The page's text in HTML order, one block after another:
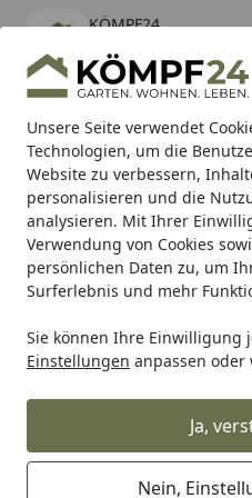
Unsere Seite verwendet
Technologien, um die
Website zu verbessern,
personalisieren und die
analysieren. Mit Ihrer
Verwendung von Cookies
persönlichen Daten zu, um
Surferlebnis und mehr
Sie können Ihre Einwilligung
Einstellungen anpassen
Ja,
Nein,
KÖMPF24
kostenlos - Im App Store
Alle Produkte
Mein Konto
Suchen
Karibu Pools inkl. gratis
Starterset
Startseite
Alles für den Garten
Höfats SPIN
(2 Bewertungen)